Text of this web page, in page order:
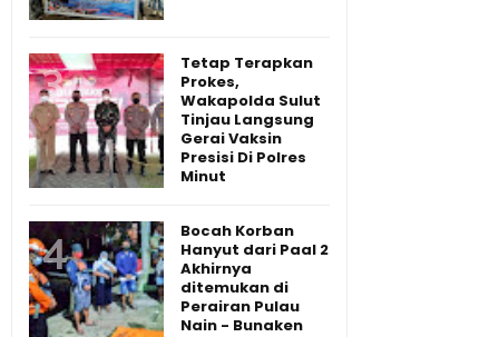
Tetap Terapkan
Prokes,
Wakapolda Sulut
Tinjau Langsung
Gerai Vaksin
Presisi Di Polres
Minut
Bocah Korban
Hanyut dari Paal 2
Akhirnya
ditemukan di
Perairan Pulau
Nain - Bunaken